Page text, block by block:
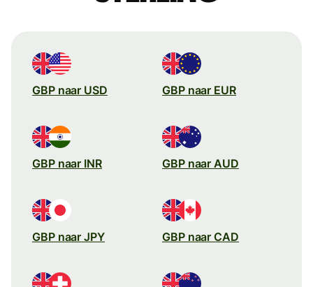
GBP naar USD GBP naar EUR
GBP naar INR GBP naar AUD
GBP naar JPY GBP naar CAD